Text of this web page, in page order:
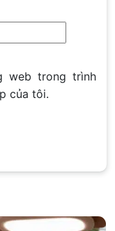
web trong trình
của tôi.